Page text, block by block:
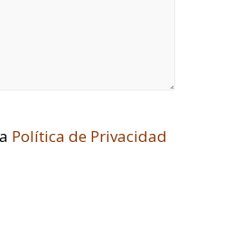
Política de Privacidad